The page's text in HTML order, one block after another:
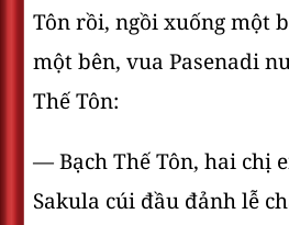
Tôn rồi, ngồi xuống một
một bên, vua Pasenadi
Thế Tôn:
— Bạch Thế Tôn, hai chị
Sakula cúi đầu đảnh lễ